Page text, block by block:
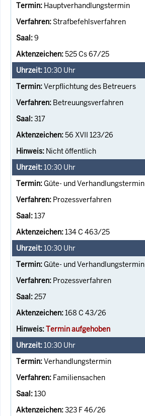
Hauptverhandlungstermin
Strafbefehlsverfahren
9
525 Cs 67/25
10:30 Uhr
Verpflichtung des Betreuers
Betreuungsverfahren
317
56 XVII 123/26
Nicht öffentlich
10:30 Uhr
Güte- und Verhandlungstermin
Prozessverfahren
137
134 C 463/25
10:30 Uhr
Güte- und Verhandlungstermin
Prozessverfahren
257
168 C 43/26
Termin aufgehoben
10:30 Uhr
Verhandlungstermin
Familiensachen
130
323 F 46/26